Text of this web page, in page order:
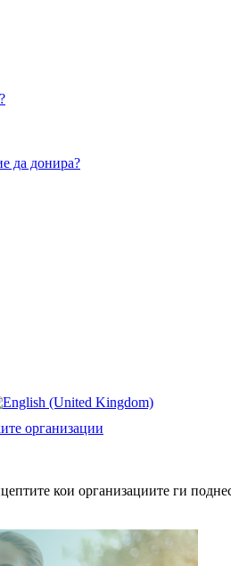
да донира?
организации
кои организациите ги